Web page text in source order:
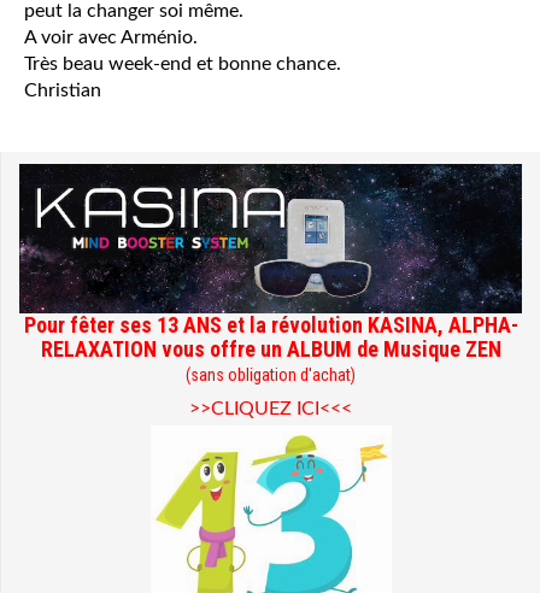
peut la changer soi même.
A voir avec Arménio.
Très beau week-end et bonne chance.
Christian
Pour fêter ses 13 ANS et la révolution KASINA, ALPHA-
RELAXATION vous offre un ALBUM de Musique ZEN
(sans obligation d'achat)
>>CLIQUEZ ICI<<<